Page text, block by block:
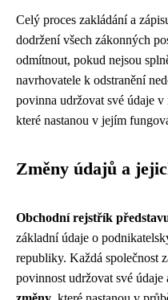
Celý proces zakládání a
dodržení všech zákonných
odmítnout, pokud nejsou
navrhovatele k odstranění
povinna udržovat své údaje
které nastanou v jejím
Změny údajů a
Obchodní rejstřík
základní údaje o
republiky. Každá společnost
povinnost udržovat své údaje